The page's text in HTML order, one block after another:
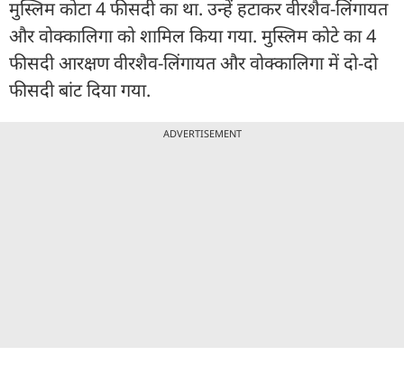
मुस्लिम कोटा 4 फीसदी का था. उन्हें हटाकर वीरशैव-लिंगायत
और वोक्कालिगा को शामिल किया गया. मुस्लिम कोटे का 4
फीसदी आरक्षण वीरशैव-लिंगायत और वोक्कालिगा में दो-दो
फीसदी बांट दिया गया.
ADVERTISEMENT